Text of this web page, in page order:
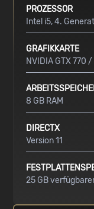
PROZESSOR
Intel i5, 4.
GRAFIKKARTE
NVIDIA GTX 770
8 GB RAM
DIRECTX
Version 11
25 GB